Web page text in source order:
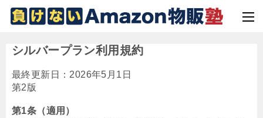
シルバープラン利用規約
最終更新日：2026年5月1日
第2版
第1条（適用）